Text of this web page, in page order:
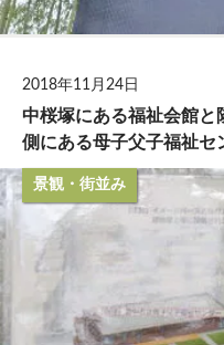
2018年11月24日
中桜塚にある福祉会館と
側にある母子父子福祉セ
景観・街並み